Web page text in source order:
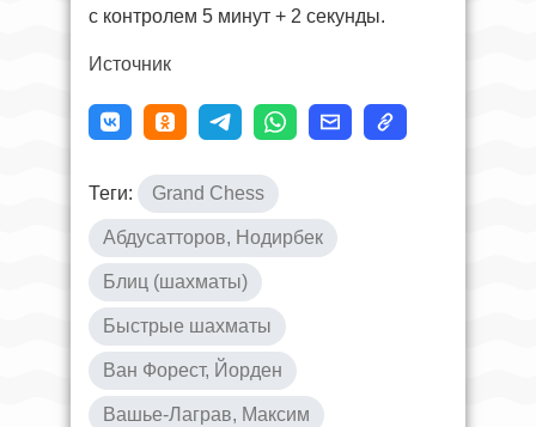
с контролем 5 минут + 2 секунды.
Источник
Теги: Grand Chess
Абдусатторов, Нодирбек
Блиц (шахматы)
Быстрые шахматы
Ван Форест, Йорден
Вашье-Лаграв, Максим